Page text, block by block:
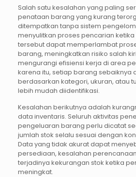
Salah satu kesalahan yang paling
penataan barang yang kurang
ditempatkan tanpa sistem
menyulitkan proses pencarian ketika
tersebut dapat memperlambat
barang, meningkatkan risiko salah
mengurangi efisiensi kerja di area
karena itu, setiap barang sebaiknya
berdasarkan kategori, ukuran, atau
lebih mudah diidentifikasi.
Kesalahan berikutnya adalah
data inventaris. Seluruh aktivitas
pengeluaran barang perlu dicatat
jumlah stok selalu sesuai dengan
Data yang tidak akurat dapat
persediaan, kesalahan
terjadinya kekurangan stok ketika
meningkat.